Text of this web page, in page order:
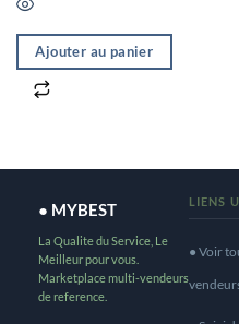
Ajouter au panier
● MYBEST
La Qualite du Service, Le
Meilleur pour vous.
Marketplace multi-vendeurs
de reference.
LIENS
● Voir